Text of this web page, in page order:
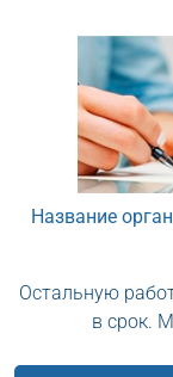
Название
Остальную
в срок.